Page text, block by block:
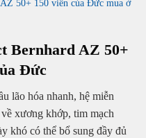
50+ 150 viên của Đức mua ở
Bernhard AZ 50+
Đức
lão hóa nhanh, hệ miễn
xương khớp, tim mạch
khó có thể bổ sung đầy đủ